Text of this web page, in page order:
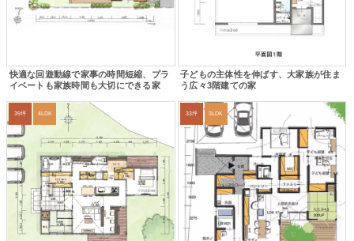
快適な回遊動線で家事の時間短縮、プラ
イベートも家族時間も大切にできる家
子どもの主体性を伸ばす、大家族が住ま
う広々3階建ての家
39坪 4LDK 33坪 3LDK